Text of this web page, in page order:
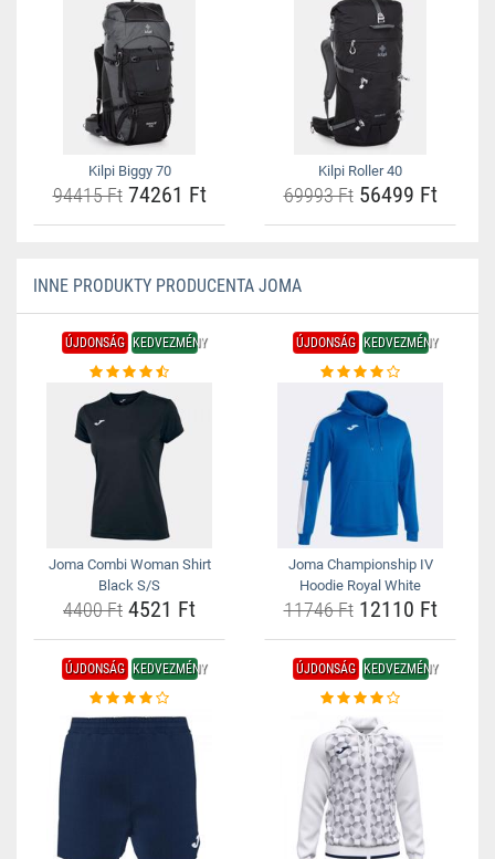
Kilpi Biggy 70
94415 Ft74261 Ft
Kilpi Roller 40
69993 Ft56499 Ft
INNE PRODUKTY PRODUCENTA JOMA
ÚJDONSÁG KEDVEZMÉNY
Joma Combi Woman Shirt
Black S/S
4400 Ft 4521 Ft
ÚJDONSÁG KEDVEZMÉNY
Joma Championship IV
Hoodie Royal White
11746 Ft12110 Ft
ÚJDONSÁG KEDVEZMÉNY ÚJDONSÁG KEDVEZMÉNY